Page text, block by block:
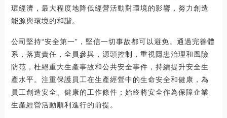
環經濟，最大程度地降低經營活動對環境的影響，努力創造
能源與環境的和諧。
公司堅持“安全第一”，堅信一切事故都可以避免。通過完善體
系，落實責任，全員參與，源頭控制，重視隱患治理和風險
防范，杜絕重大生產事故和公共安全事件，持續提升安全生
產水平。注重保護員工在生產經營中的生命安全和健康，為
員工創造安全、健康的工作條件；始終將安全作為保障企業
生產經營活動順利進行的前提。